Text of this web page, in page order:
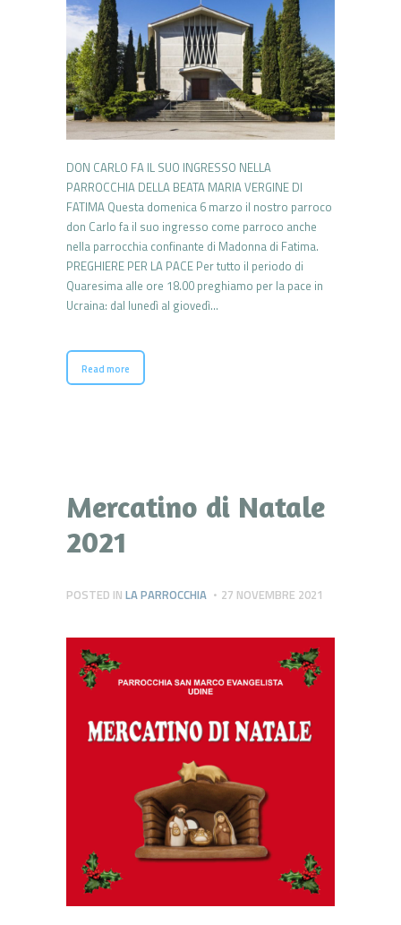
DON CARLO FA IL SUO INGRESSO NELLA
PARROCCHIA DELLA BEATA MARIA VERGINE DI
FATIMA Questa domenica 6 marzo il nostro parroco
don Carlo fa il suo ingresso come parroco anche
nella parrocchia confinante di Madonna di Fatima.
PREGHIERE PER LA PACE Per tutto il periodo di
Quaresima alle ore 18.00 preghiamo per la pace in
Ucraina: dal lunedì al giovedì…
Read more
Mercatino di Natale
2021
POSTED IN LA PARROCCHIA 27 NOVEMBRE 2021